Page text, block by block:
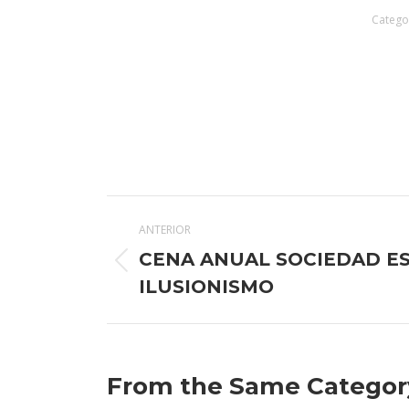
entre
publicaciones
ANTERIOR
Publicación
anterior:
CENA ANUAL SOCIEDAD
ILUSIONISMO
From the Same